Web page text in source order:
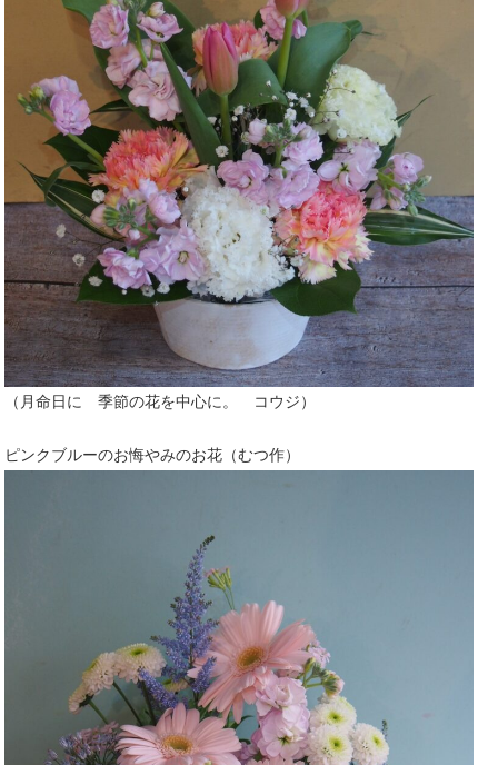
（月命日に 季節の花を中心に。 コウジ）
ピンクブルーのお悔やみのお花（むつ作）